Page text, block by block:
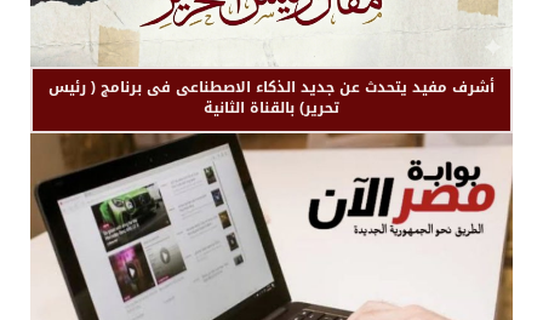
أشرف مفيد يتحدث عن جديد الذكاء الاصطناعى فى برنامج ( رئيس
تحرير) بالقناة الثانية